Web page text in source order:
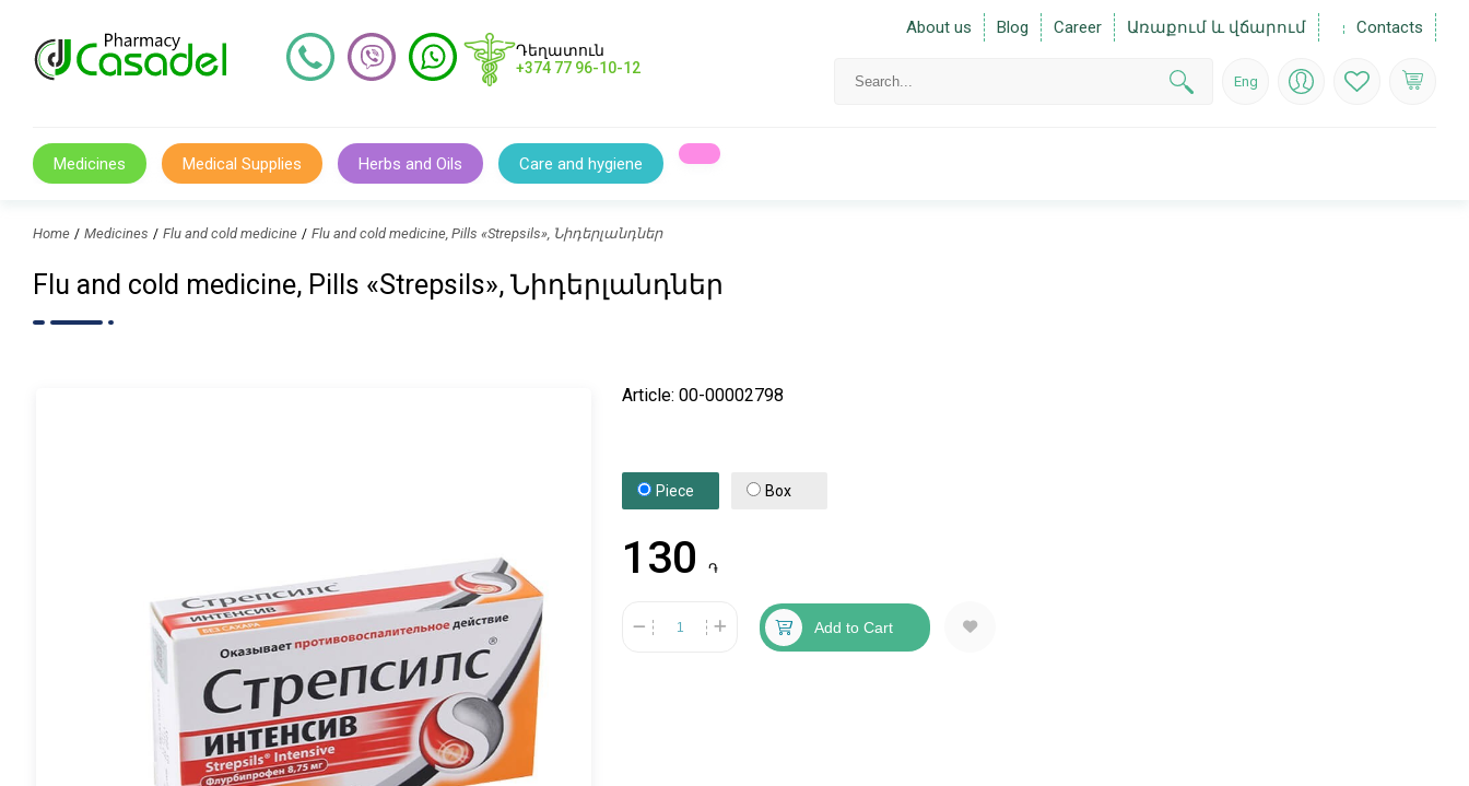
Դեղատուն
+374 77 96-10-12
About us Blog Career Առաքում և վճարում Contacts
Eng
Medicines Medical Supplies Herbs and Oils Care and hygiene
Home Medicines Flu and cold medicine Flu and cold medicine, Pills «Strepsils», Նիդերլանդներ
Flu and cold medicine, Pills «Strepsils», Նիդերլանդներ
Article: 00-00002798
Piece Box
130֏
Add to Cart